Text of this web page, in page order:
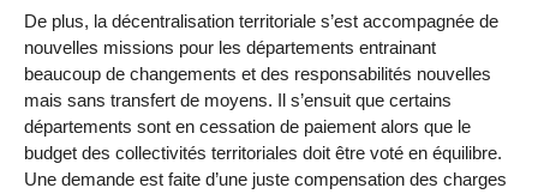
De plus, la décentralisation territoriale s’est accompagnée de
nouvelles missions pour les départements entrainant
beaucoup de changements et des responsabilités nouvelles
mais sans transfert de moyens. Il s’ensuit que certains
départements sont en cessation de paiement alors que le
budget des collectivités territoriales doit être voté en équilibre.
Une demande est faite d’une juste compensation des charges